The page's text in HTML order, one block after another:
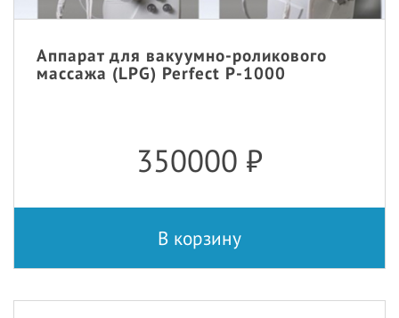
Аппарат для вакуумно-роликового
массажа (LPG) Perfect P-1000
350000 ₽
В корзину